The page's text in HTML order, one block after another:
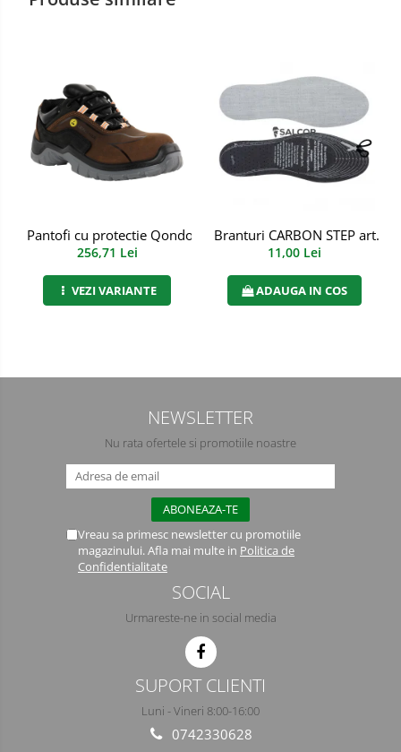
Manusi zale
Imbracaminte Outdoor
Incaltaminte Outdoor
Antifoane
Viziere de protectie
Pantofi cu protectie Qondor S3S FO SR ESD, Renania,
256,71 Lei
VEZI VARIANTE
Branturi CARBON STEP art.
11,00 Lei
ADAUGA IN COS
NEWSLETTER
Nu rata ofertele si promotiile noastre
Vreau sa primesc newsletter cu promotiile
magazinului. Afla mai multe in Politica de
Confidentialitate
SOCIAL
Urmareste-ne in social media
SUPORT CLIENTI
Luni - Vineri 8:00-16:00
0742330628